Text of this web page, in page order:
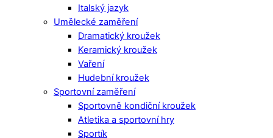
Italský jazyk
Umělecké zaměření
Dramatický kroužek
Keramický kroužek
Vaření
Hudební kroužek
Sportovní zaměření
Sportovně kondiční kroužek
Atletika a sportovní hry
Sportík